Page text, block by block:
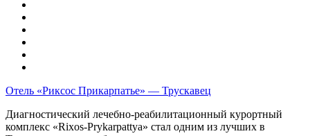
Отель «Риксос Прикарпатье» — Трускавец
Диагностический лечебно-реабилитационный курортный
комплекс «Rixos-Prykarpattya» стал одним из лучших в